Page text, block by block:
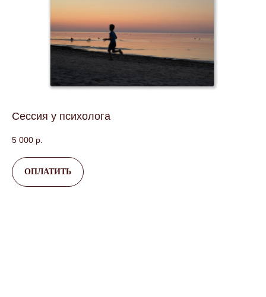
Сессия у психолога
5 000 р.
ОПЛАТИТЬ